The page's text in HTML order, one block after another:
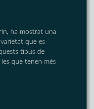
ha mostrat una
que es
tipus de
que tenen més